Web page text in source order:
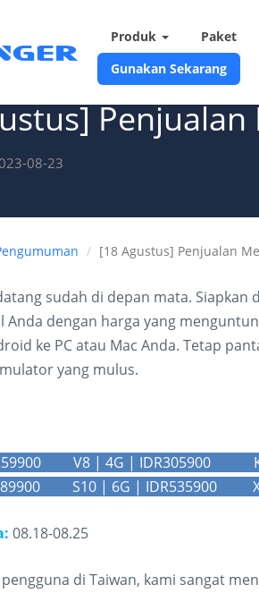
Produk Paket
Gunakan Sekarang
08-23
[18 Agustus] Penjualan
sudah di depan mata.
dengan harga yang
ke PC atau Mac Anda. Tetap
yang mulus.
V8 | 4G | IDR305900
S10 | 6G | IDR535900
08.18-08.25
pengguna di Taiwan, kami sangat